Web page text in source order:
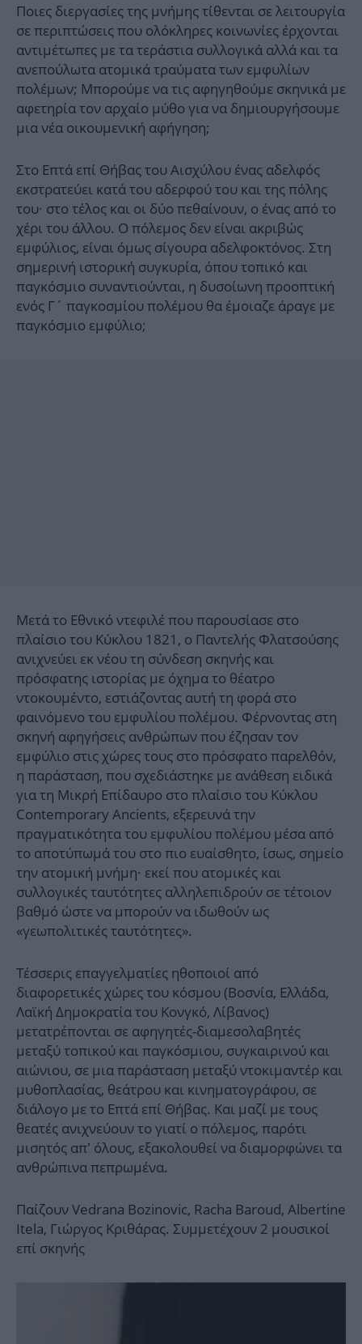
Ποιες διεργασίες της μνήμης τίθενται σε λειτουργία
σε περιπτώσεις που ολόκληρες κοινωνίες έρχονται
αντιμέτωπες με τα τεράστια συλλογικά αλλά και τα
ανεπούλωτα ατομικά τραύματα των εμφυλίων
πολέμων; Μπορούμε να τις αφηγηθούμε σκηνικά με
αφετηρία τον αρχαίο μύθο για να δημιουργήσουμε
μια νέα οικουμενική αφήγηση;
Στο Επτά επί Θήβας του Αισχύλου ένας αδελφός
εκστρατεύει κατά του αδερφού του και της πόλης
του∙ στο τέλος και οι δύο πεθαίνουν, ο ένας από το
χέρι του άλλου. Ο πόλεμος δεν είναι ακριβώς
εμφύλιος, είναι όμως σίγουρα αδελφοκτόνος. Στη
σημερινή ιστορική συγκυρία, όπου τοπικό και
παγκόσμιο συναντιούνται, η δυσοίωνη προοπτική
ενός Γ΄ παγκοσμίου πολέμου θα έμοιαζε άραγε με
παγκόσμιο εμφύλιο;
Μετά το Εθνικό ντεφιλέ που παρουσίασε στο
πλαίσιο του Κύκλου 1821, ο Παντελής Φλατσούσης
ανιχνεύει εκ νέου τη σύνδεση σκηνής και
πρόσφατης ιστορίας με όχημα το θέατρο
ντοκουμέντο, εστιάζοντας αυτή τη φορά στο
φαινόμενο του εμφυλίου πολέμου. Φέρνοντας στη
σκηνή αφηγήσεις ανθρώπων που έζησαν τον
εμφύλιο στις χώρες τους στο πρόσφατο παρελθόν,
η παράσταση, που σχεδιάστηκε με ανάθεση ειδικά
για τη Μικρή Επίδαυρο στο πλαίσιο του Κύκλου
Contemporary Ancients, εξερευνά την
πραγματικότητα του εμφυλίου πολέμου μέσα από
το αποτύπωμά του στο πιο ευαίσθητο, ίσως, σημείο
την ατομική μνήμη· εκεί που ατομικές και
συλλογικές ταυτότητες αλληλεπιδρούν σε τέτοιον
βαθμό ώστε να μπορούν να ιδωθούν ως
«γεωπολιτικές ταυτότητες».
Τέσσερις επαγγελματίες ηθοποιοί από
διαφορετικές χώρες του κόσμου (Βοσνία, Ελλάδα,
Λαϊκή Δημοκρατία του Κονγκό, Λίβανος)
μετατρέπονται σε αφηγητές-διαμεσολαβητές
μεταξύ τοπικού και παγκόσμιου, συγκαιρινού και
αιώνιου, σε μια παράσταση μεταξύ ντοκιμαντέρ και
μυθοπλασίας, θεάτρου και κινηματογράφου, σε
διάλογο με το Επτά επί Θήβας. Και μαζί με τους
θεατές ανιχνεύουν το γιατί ο πόλεμος, παρότι
μισητός απ’ όλους, εξακολουθεί να διαμορφώνει τα
ανθρώπινα πεπρωμένα.
Παίζουν Vedrana Bozinovic, Racha Baroud, Albertine
Itela, Γιώργος Κριθάρας. Συμμετέχουν 2 μουσικοί
επί σκηνής